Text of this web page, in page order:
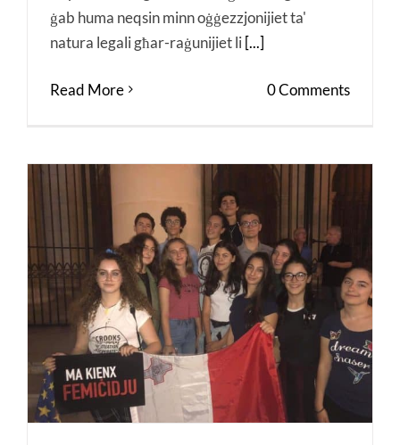
ġab huma neqsin minn oġġezzjonijiet ta'
natura legali għar-raġunijiet li [...]
Read More 0 Comments